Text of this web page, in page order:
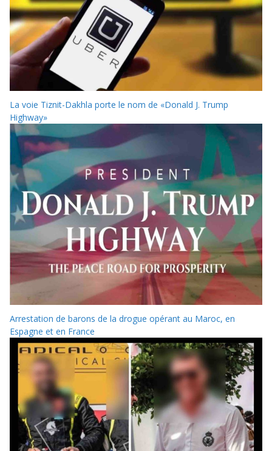
La voie Tiznit-Dakhla porte le nom de «Donald J. Trump
Highway»
Arrestation de barons de la drogue opérant au Maroc, en
Espagne et en France